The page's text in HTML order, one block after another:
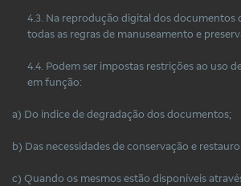
4.3. Na reprodução digital dos documentos
todas as regras de manuseamento e
4.4. Podem ser impostas restrições ao uso
em função:
a) Do índice de degradação dos documentos;
b) Das necessidades de conservação e
c) Quando os mesmos estão disponíveis